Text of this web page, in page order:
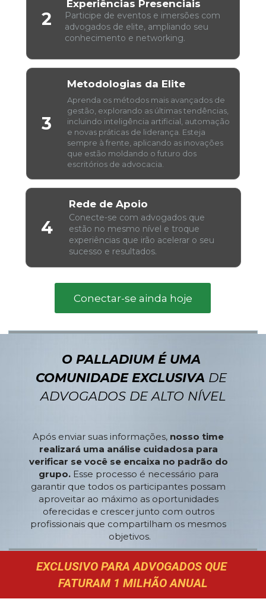
Experiências Presenciais
2
Participe de eventos e imersões com
advogados de elite, ampliando seu
conhecimento e networking.
Metodologias da Elite
3
Aprenda os métodos mais avançados de
gestão, explorando as últimas tendências,
incluindo inteligência artificial, automação
e novas práticas de liderança. Esteja
sempre à frente, aplicando as inovações
que estão moldando o futuro dos
escritórios de advocacia.
Rede de Apoio
4
Conecte-se com advogados que
estão no mesmo nível e troque
experiências que irão acelerar o seu
sucesso e resultados.
Conectar-se ainda hoje
O PALLADIUM É UMA
COMUNIDADE EXCLUSIVA DE
ADVOGADOS DE ALTO NÍVEL
Após enviar suas informações, nosso time
realizará uma análise cuidadosa para
verificar se você se encaixa no padrão do
grupo. Esse processo é necessário para
garantir que todos os participantes possam
aproveitar ao máximo as oportunidades
oferecidas e crescer junto com outros
profissionais que compartilham os mesmos
objetivos.
EXCLUSIVO PARA ADVOGADOS QUE
FATURAM 1 MILHÃO ANUAL